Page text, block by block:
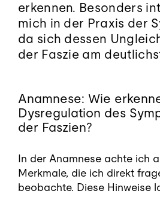
erkennen. Besonders
mich in der Praxis der
da sich dessen
der Faszie am
Anamnese: Wie
Dysregulation des
der Faszien?
In der Anamnese achte ich
Merkmale, die ich direkt
beobachte. Diese Hinweise